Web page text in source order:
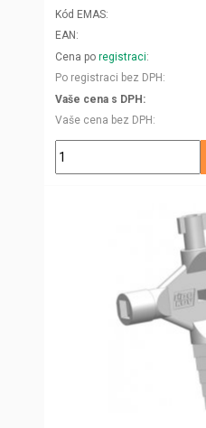
Kód EMAS
EAN
Cena po registraci
Po registraci bez DPH
Vaše cena s DPH
Vaše cena bez DPH